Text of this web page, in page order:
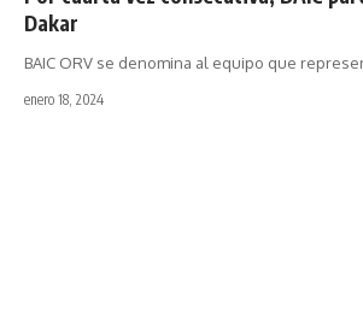
Dakar
BAIC ORV se denomina al equipo que
enero 18, 2024